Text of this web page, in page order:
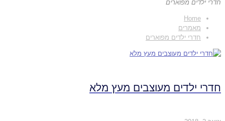
חדרי ילדים מפוארים
Home
מאמרים
חדרי ילדים מפוארים
חדרי ילדים מעוצבים מעץ מלא